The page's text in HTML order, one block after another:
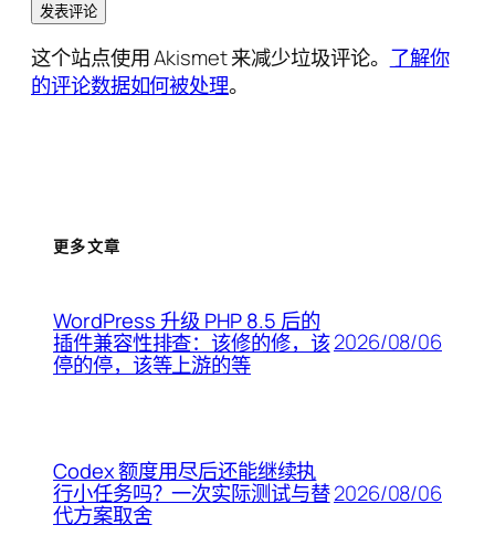
这个站点使用 Akismet 来减少垃圾评论。 了解你
的评论数据如何被处理。
更多文章
WordPress 升级 PHP 8.5 后的
插件兼容性排查：该修的修，该
停的停，该等上游的等
2026/08/06
Codex 额度用尽后还能继续执
行小任务吗？一次实际测试与替
代方案取舍
2026/08/06